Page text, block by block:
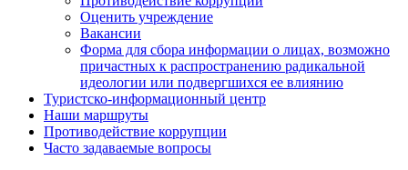
Оценить учреждение
Вакансии
Форма для сбора информации о лицах, возможно
причастных к распространению радикальной
идеологии или подвергшихся ее влиянию
Туристско-информационный центр
Наши маршруты
Противодействие коррупции
Часто задаваемые вопросы